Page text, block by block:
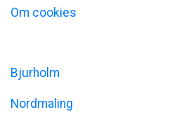
Om cookies
Bjurholm
Nordmaling